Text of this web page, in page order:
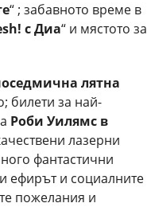
“ ; забавното време в
с Диа“ и мястото за
лятна
билети за най-
Роби Уилямс в
лазерни
фантастични
ефирът и социалните
пожелания и